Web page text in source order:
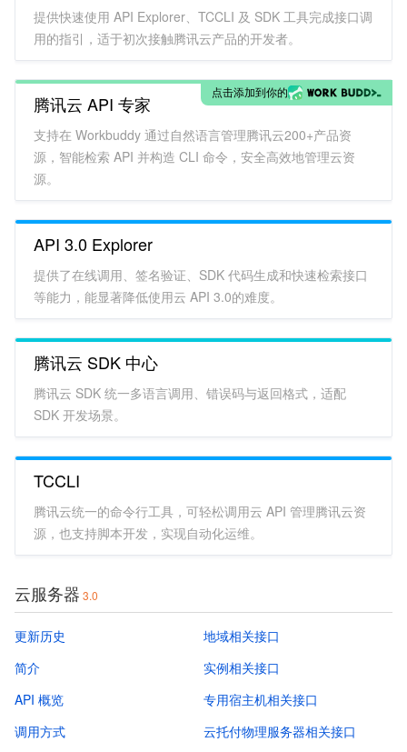
提供快速使用 API Explorer、TCCLI 及 SDK 工具完成接口调
用的指引，适于初次接触腾讯云产品的开发者。
点击添加到你的
腾讯云 API 专家
支持在 Workbuddy 通过自然语言管理腾讯云200+产品资
源，智能检索 API 并构造 CLI 命令，安全高效地管理云资
源。
API 3.0 Explorer
提供了在线调用、签名验证、SDK 代码生成和快速检索接口
等能力，能显著降低使用云 API 3.0的难度。
腾讯云 SDK 中心
腾讯云 SDK 统一多语言调用、错误码与返回格式，适配
SDK 开发场景。
TCCLI
腾讯云统一的命令行工具，可轻松调用云 API 管理腾讯云资
源，也支持脚本开发，实现自动化运维。
云服务器 3.0
更新历史
简介
API 概览
调用方式
地域相关接口
实例相关接口
专用宿主机相关接口
云托付物理服务器相关接口